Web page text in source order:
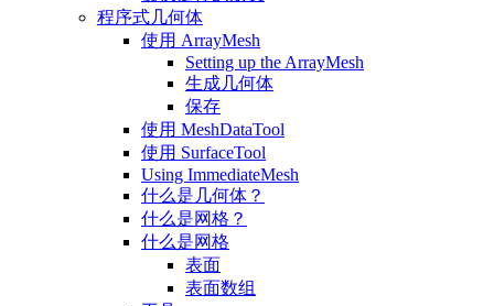
程序式几何体
使用 ArrayMesh
Setting up the ArrayMesh
生成几何体
保存
使用 MeshDataTool
使用 SurfaceTool
Using ImmediateMesh
什么是几何体？
什么是网格？
什么是网格
表面
表面数组